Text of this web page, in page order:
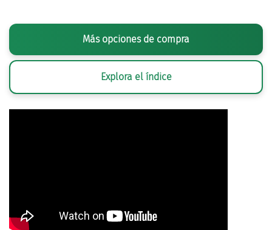
Más opciones de compra
Explora el índice